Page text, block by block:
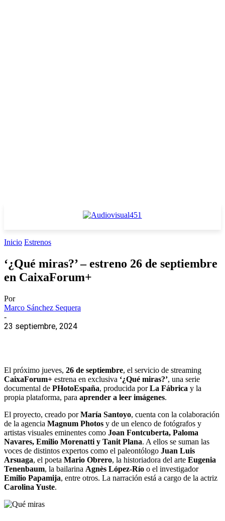
Inicio Estrenos
‘¿Qué miras?’ – estreno 26 de septiembre
en CaixaForum+
Por
Marco Sánchez Sequera
-
23 septiembre, 2024
El próximo jueves, 26 de septiembre, el servicio de streaming
CaixaForum+ estrena en exclusiva ‘¿Qué miras?’, una serie
documental de PHotoEspaña, producida porLa Fábrica y la
propia plataforma, para aprender a leer imágenes.
El proyecto, creado porMaría Santoyo, cuenta con la colaboración
de la agencia Magnum Photos y de un elenco de fotógrafos y
artistas visuales eminentes como Joan Fontcuberta, Paloma
Navares, Emilio Morenatti y Tanit Plana. A ellos se suman las
voces de distintos expertos como el paleontólogo Juan Luis
Arsuaga, el poeta Mario Obrero, la historiadora del arte Eugenia
Tenenbaum, la bailarina Agnès López-Río o el investigador
Emilio Papamija, entre otros. La narración está a cargo de la actriz
Carolina Yuste.